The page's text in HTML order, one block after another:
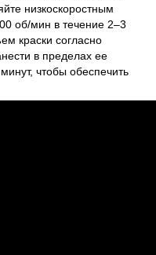
низкоскоростным
об/мин в течение 2–3
краски согласно
в пределах ее
чтобы обеспечить